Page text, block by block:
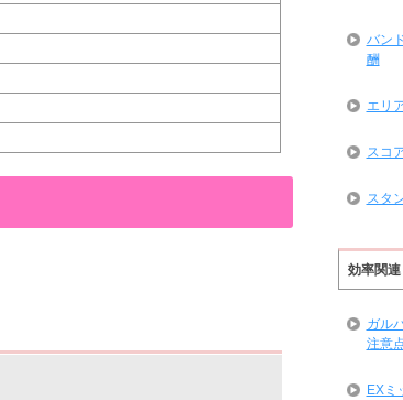
バン
酬
エリ
スコ
スタ
効率関連
ガル
注意
EXミ